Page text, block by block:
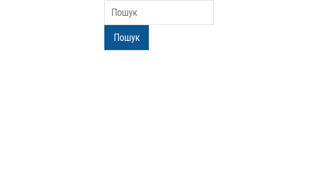
Пошук
Пошук